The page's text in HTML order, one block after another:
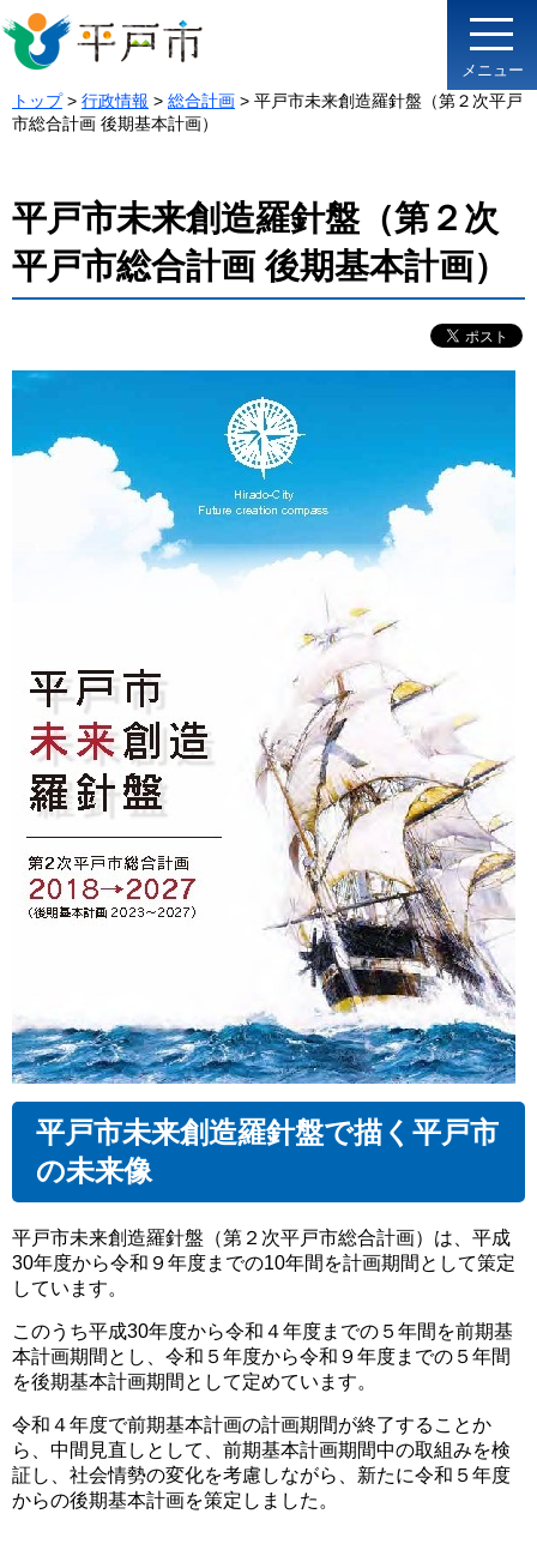
メニュー
トップ> 行政情報 > 総合計画 > 平戸市未来創造羅針盤（第２次平戸
市総合計画 後期基本計画）
平戸市未来創造羅針盤（第２次
平戸市総合計画 後期基本計画）
平戸市未来創造羅針盤で描く平戸市
の未来像
平戸市未来創造羅針盤（第２次平戸市総合計画）は、平成
30年度から令和９年度までの10年間を計画期間として策定
しています。
このうち平成30年度から令和４年度までの５年間を前期基
本計画期間とし、令和５年度から令和９年度までの５年間
を後期基本計画期間として定めています。
令和４年度で前期基本計画の計画期間が終了することか
ら、中間見直しとして、前期基本計画期間中の取組みを検
証し、社会情勢の変化を考慮しながら、新たに令和５年度
からの後期基本計画を策定しました。